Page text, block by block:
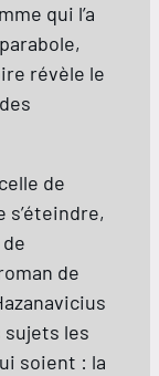
qui l’a
révèle le
de
s’éteindre,
de
sujets les
soient : la